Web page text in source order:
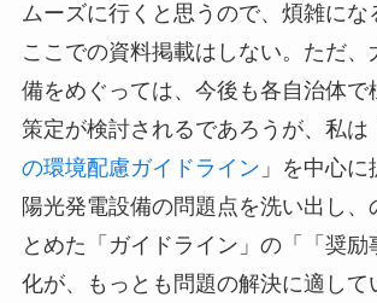
ムーズに行くと思うので、煩雑にな
ここでの資料掲載はしない。ただ、
備をめぐっては、今後も各自治体で
策定が検討されるであろうが、私は
の環境配慮ガイドライン 」を中心
陽光発電設備の問題点を洗い出し、
とめた「ガイドライン」の「「奨励
化が、もっとも問題の解決に適して